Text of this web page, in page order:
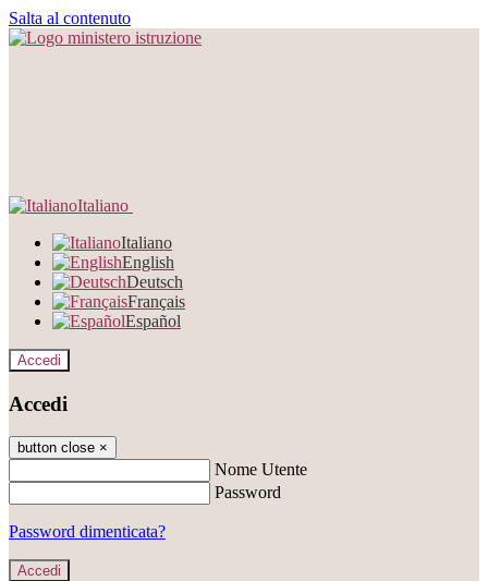
Salta al contenuto
Italiano
Italiano
English
Deutsch
Français
Español
Accedi
Accedi
button close ×
Nome Utente
Password
Password dimenticata?